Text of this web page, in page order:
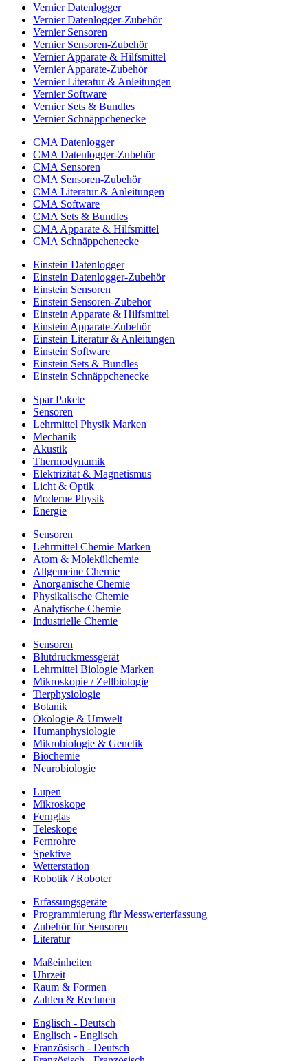
Vernier Datenlogger
Vernier Datenlogger-Zubehör
Vernier Sensoren
Vernier Sensoren-Zubehör
Vernier Apparate & Hilfsmittel
Vernier Apparate-Zubehör
Vernier Literatur & Anleitungen
Vernier Software
Vernier Sets & Bundles
Vernier Schnäppchenecke
CMA Datenlogger
CMA Datenlogger-Zubehör
CMA Sensoren
CMA Sensoren-Zubehör
CMA Literatur & Anleitungen
CMA Software
CMA Sets & Bundles
CMA Apparate & Hilfsmittel
CMA Schnäppchenecke
Einstein Datenlogger
Einstein Datenlogger-Zubehör
Einstein Sensoren
Einstein Sensoren-Zubehör
Einstein Apparate & Hilfsmittel
Einstein Apparate-Zubehör
Einstein Literatur & Anleitungen
Einstein Software
Einstein Sets & Bundles
Einstein Schnäppchenecke
Spar Pakete
Sensoren
Lehrmittel Physik Marken
Mechanik
Akustik
Thermodynamik
Elektrizität & Magnetismus
Licht & Optik
Moderne Physik
Energie
Sensoren
Lehrmittel Chemie Marken
Atom & Molekülchemie
Allgemeine Chemie
Anorganische Chemie
Physikalische Chemie
Analytische Chemie
Industrielle Chemie
Sensoren
Blutdruckmessgerät
Lehrmittel Biologie Marken
Mikroskopie / Zellbiologie
Tierphysiologie
Botanik
Ökologie & Umwelt
Humanphysiologie
Mikrobiologie & Genetik
Biochemie
Neurobiologie
Lupen
Mikroskope
Fernglas
Teleskope
Fernrohre
Spektive
Wetterstation
Robotik / Roboter
Erfassungsgeräte
Programmierung für Messwerterfassung
Zubehör für Sensoren
Literatur
Maßeinheiten
Uhrzeit
Raum & Formen
Zahlen & Rechnen
Englisch - Deutsch
Englisch - Englisch
Französisch - Deutsch